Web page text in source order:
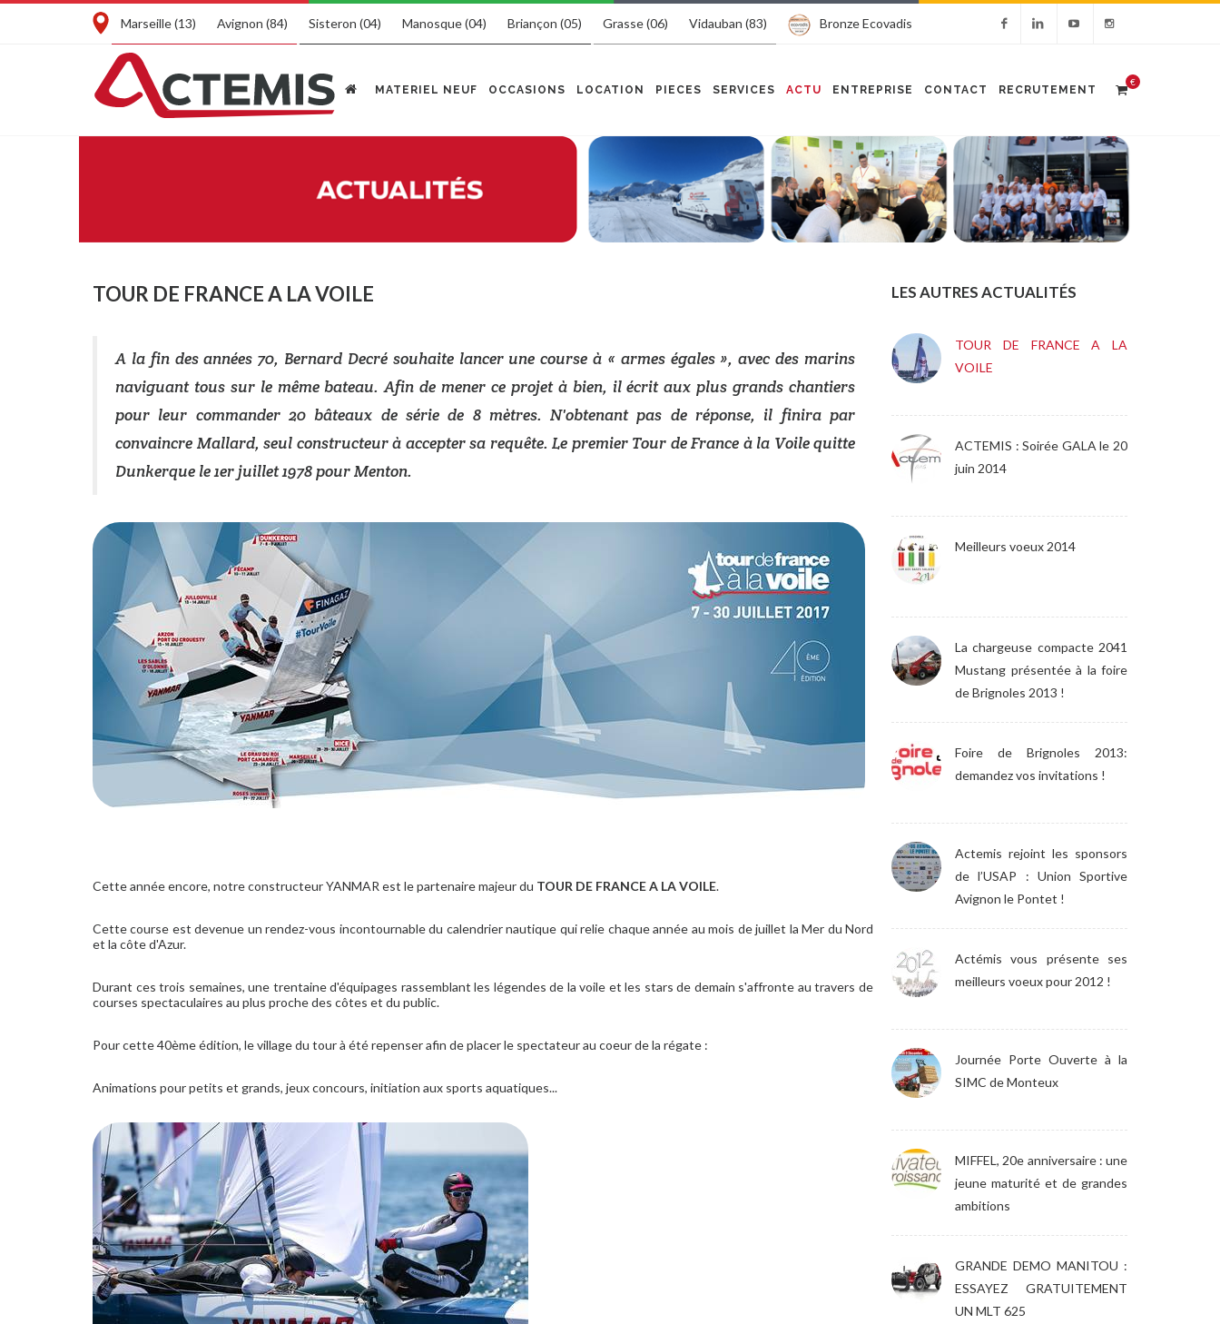
Marseille (13) Avignon (84) Sisteron (04) Manosque (04) Briançon (05) Grasse (06) Vidauban (83) Bronze Ecovadis
MATERIEL NEUF OCCASIONS LOCATION PIECES SERVICES ACTU ENTREPRISE CONTACT RECRUTEMENT
€
TOUR DE FRANCE A LA VOILE
A la fin des années 70, Bernard Decré souhaite lancer une course à « armes égales », avec des marins
naviguant tous sur le même bateau. Afin de mener ce projet à bien, il écrit aux plus grands chantiers
pour leur commander 20 bâteaux de série de 8 mètres. N'obtenant pas de réponse, il finira par
convaincre Mallard, seul constructeur à accepter sa requête. Le premier Tour de France à la Voile quitte
Dunkerque le 1er juillet 1978 pour Menton.
Cette année encore, notre constructeur YANMAR est le partenaire majeur du TOUR DE FRANCE A LA VOILE.
Cette course est devenue un rendez-vous incontournable du calendrier nautique qui relie chaque année au mois de juillet la Mer du Nord
et la côte d'Azur.
Durant ces trois semaines, une trentaine d'équipages rassemblant les légendes de la voile et les stars de demain s'affronte au travers de
courses spectaculaires au plus proche des côtes et du public.
Pour cette 40ème édition, le village du tour à été repenser afin de placer le spectateur au coeur de la régate :
Animations pour petits et grands, jeux concours, initiation aux sports aquatiques...
LES AUTRES ACTUALITÉS
TOUR DE FRANCE A LA
VOILE
ACTEMIS : Soirée GALA le 20
juin 2014
Meilleurs voeux 2014
La chargeuse compacte 2041
Mustang présentée à la foire
de Brignoles 2013 !
Foire de Brignoles 2013:
demandez vos invitations !
Actemis rejoint les sponsors
de l’USAP : Union Sportive
Avignon le Pontet !
Actémis vous présente ses
meilleurs voeux pour 2012 !
Journée Porte Ouverte à la
SIMC de Monteux
MIFFEL, 20e anniversaire : une
jeune maturité et de grandes
ambitions
GRANDE DEMO MANITOU :
ESSAYEZ GRATUITEMENT
UN MLT 625